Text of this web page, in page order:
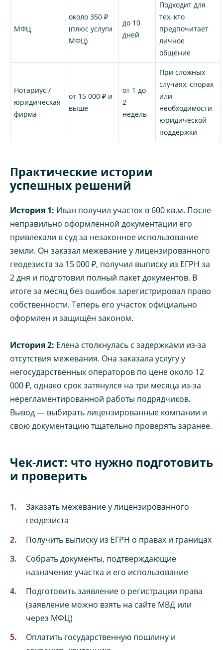
МФЦ
около 350 ₽
(плюс услуги
МФЦ)
до 10
дней
Подходит для
тех, кто
предпочитает
личное
общение
Нотариус /
юридическая
фирма
от 15 000 ₽ и
выше
от 1 до
2
недель
При сложных
случаях, спорах
или
необходимости
юридической
поддержки
Практические истории
успешных решений
История 1: Иван получил участок в 600 кв.м. После
неправильно оформленной документации его
привлекали в суд за незаконное использование
земли. Он заказал межевание у лицензированного
геодезиста за 15 000 ₽, получил выписку из ЕГРН за
2 дня и подготовил полный пакет документов. В
итоге за месяц без ошибок зарегистрировал право
собственности. Теперь его участок официально
оформлен и защищён законом.
История 2: Елена столкнулась с задержками из-за
отсутствия межевания. Она заказала услугу у
негосударственных операторов по цене около 12
000 ₽, однако срок затянулся на три месяца из-за
нерегламентированной работы подрядчиков.
Вывод — выбирать лицензированные компании и
свою документацию тщательно проверять заранее.
Чек-лист: что нужно подготовить
и проверить
Заказать межевание у лицензированного
геодезиста
Получить выписку из ЕГРН о правах и границах
Собрать документы, подтверждающие
назначение участка и его использование
Подготовить заявление о регистрации права
(заявление можно взять на сайте МВД или
через МФЦ)
Оплатить государственную пошлину и